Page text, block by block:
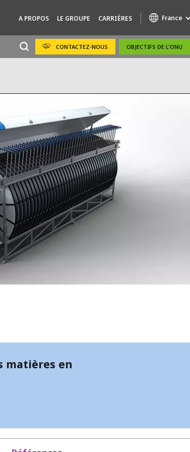
A PROPOS LE GROUPE CARRIÈRES France
CONTACTEZ-NOUS OBJECTIFS DE L'ONU
matières en